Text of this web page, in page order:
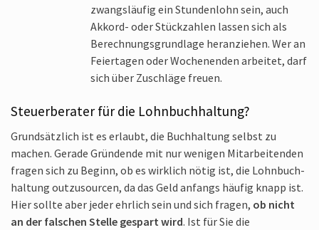
zwangs­läufig ein Stunden­lohn sein, auch
Akkord- oder Stück­zahlen lassen sich als
Berechnungs­grundlage heran­ziehen. Wer an
Feier­tagen oder Wochen­enden arbeitet, darf
sich über Zuschläge freuen.
Steuerberater für die Lohnbuch­haltung?
Grundsätzlich ist es erlaubt, die Buch­haltung selbst zu
machen. Gerade Gründende mit nur wenigen Mitar­beitenden
fragen sich zu Beginn, ob es wirklich nötig ist, die Lohnbuch­
haltung outzu­sourcen, da das Geld anfangs häufig knapp ist.
Hier sollte aber jeder ehrlich sein und sich fragen, ob nicht
an der falschen Stelle gespart wird. Ist für Sie die